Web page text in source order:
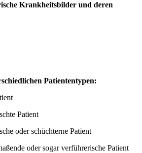
Krankheitsbilder und deren
Patiententypen:
Patient
oder schüchterne Patient
oder sogar verführerische Patient